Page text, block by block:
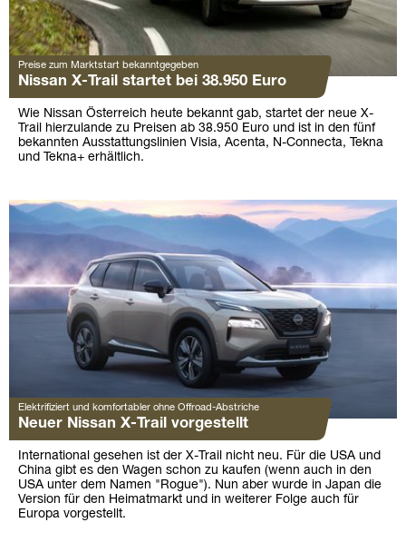
Preise zum Marktstart bekanntgegeben
Nissan X-Trail startet bei 38.950 Euro
Wie Nissan Österreich heute bekannt gab, startet der neue X-
Trail hierzulande zu Preisen ab 38.950 Euro und ist in den fünf
bekannten Ausstattungslinien Visia, Acenta, N-Connecta, Tekna
und Tekna+ erhältlich.
Elektrifiziert und komfortabler ohne Offroad-Abstriche
Neuer Nissan X-Trail vorgestellt
International gesehen ist der X-Trail nicht neu. Für die USA und
China gibt es den Wagen schon zu kaufen (wenn auch in den
USA unter dem Namen "Rogue"). Nun aber wurde in Japan die
Version für den Heimatmarkt und in weiterer Folge auch für
Europa vorgestellt.